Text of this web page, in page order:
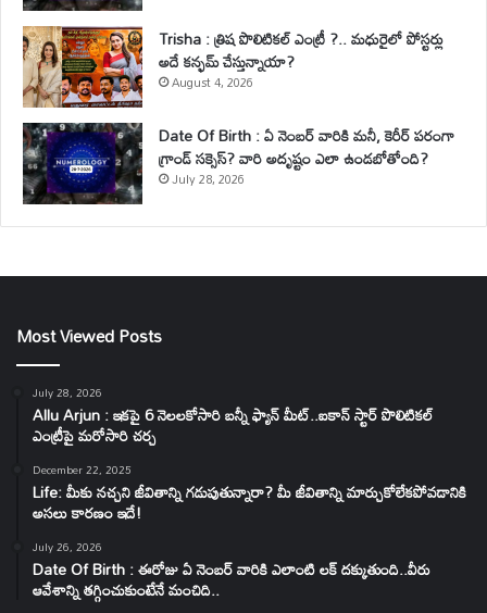
Trisha : త్రిష పొలిటికల్ ఎంట్రీ ?.. మధురైలో పోస్టర్లు
అదే కన్ఫమ్ చేస్తున్నాయా?
August 4, 2026
Date Of Birth : ఏ నెంబర్ వారికి మనీ, కెరీర్ పరంగా
గ్రాండ్ సక్సెస్? వారి అదృష్టం ఎలా ఉండబోతోంది?
July 28, 2026
Most Viewed Posts
July 28, 2026
Allu Arjun : ఇకపై 6 నెలలకోసారి బన్నీ ఫ్యాన్ మీట్..ఐకాన్ స్టార్ పొలిటికల్
ఎంట్రీపై మరోసారి చర్చ
December 22, 2025
Life: మీకు నచ్చని జీవితాన్ని గడుపుతున్నారా? మీ జీవితాన్ని మార్చుకోలేకపోవడానికి
అసలు కారణం ఇదే!
July 26, 2026
Date Of Birth : ఈరోజు ఏ నెంబర్ వారికి ఎలాంటి లక్ దక్కుతుంది..వీరు
ఆవేశాన్ని తగ్గించుకుంటేనే మంచిది..